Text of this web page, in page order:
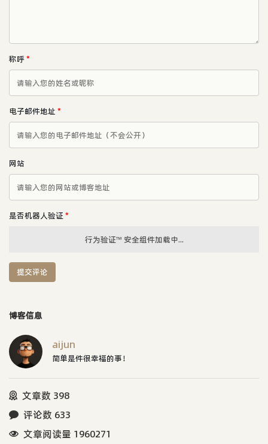
称呼*
电子邮件地址 *
网站
是否机器人验证 *
行为验证™ 安全组件加载中...
提交评论
博客信息
aijun
简单是件很幸福的事！
文章数 398
评论数 633
文章阅读量 1960271